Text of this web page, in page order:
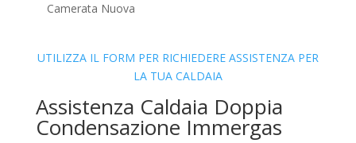
Camerata Nuova
UTILIZZA IL FORM PER RICHIEDERE ASSISTENZA PER
LA TUA CALDAIA
Assistenza Caldaia Doppia
Condensazione Immergas